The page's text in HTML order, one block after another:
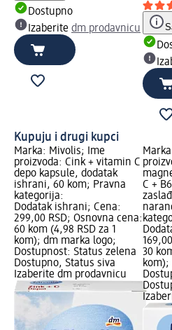
Dostupno
Izaberite dm prodavnicu
Kupuju i drugi kupci
Marka: Mivolis; Ime
proizvoda: Cink + vitamin C
depo kapsule, dodatak
ishrani, 60 kom; Pravna
kategorija:
Dodatak ishrani; Cena:
299,00 RSD; Osnovna cena:
60 kom (4,98 RSD za 1
kom); dm marka logo;
Dostupnost: Status zelena
Dostupno, Status siva
Izaberite dm prodavnicu
C +
30
kom);